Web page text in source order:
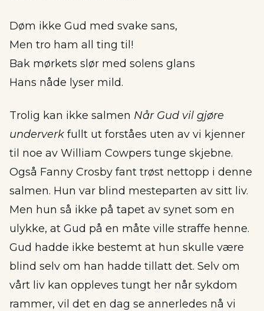
Døm ikke Gud med svake sans,
Men tro ham all ting til!
Bak mørkets slør med solens glans
Hans nåde lyser mild.
Trolig kan ikke salmen Når Gud vil gjøre
underverk fullt ut forståes uten av vi kjenner
til noe av William Cowpers tunge skjebne.
Også Fanny Crosby fant trøst nettopp i denne
salmen. Hun var blind mesteparten av sitt liv.
Men hun så ikke på tapet av synet som en
ulykke, at Gud på en måte ville straffe henne.
Gud hadde ikke bestemt at hun skulle være
blind selv om han hadde tillatt det. Selv om
vårt liv kan oppleves tungt her når sykdom
rammer, vil det en dag se annerledes nå vi